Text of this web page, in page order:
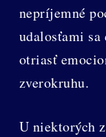
nepríjemné
udalosťami
otriasť
zverokruhu.
U niektorých